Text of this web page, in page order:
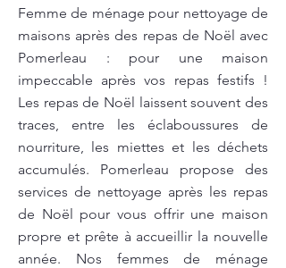
Femme de ménage pour nettoyage de
maisons après des repas de Noël avec
Pomerleau : pour une maison
impeccable après vos repas festifs !
Les repas de Noël laissent souvent des
traces, entre les éclaboussures de
nourriture, les miettes et les déchets
accumulés. Pomerleau propose des
services de nettoyage après les repas
de Noël pour vous offrir une maison
propre et prête à accueillir la nouvelle
année. Nos femmes de ménage